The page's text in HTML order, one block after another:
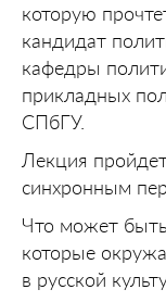
которую
кандидат
кафедры
прикладных
СПбГУ.
Лекция
синхронным
Что может
которые
в русской